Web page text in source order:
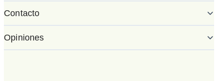
Contacto
Opiniones